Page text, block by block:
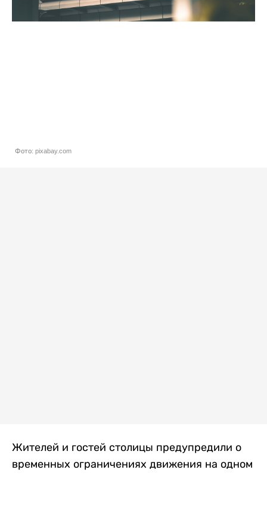
Фото: pixabay.com
Жителей и гостей столицы предупредили о
временных ограничениях движения на одном